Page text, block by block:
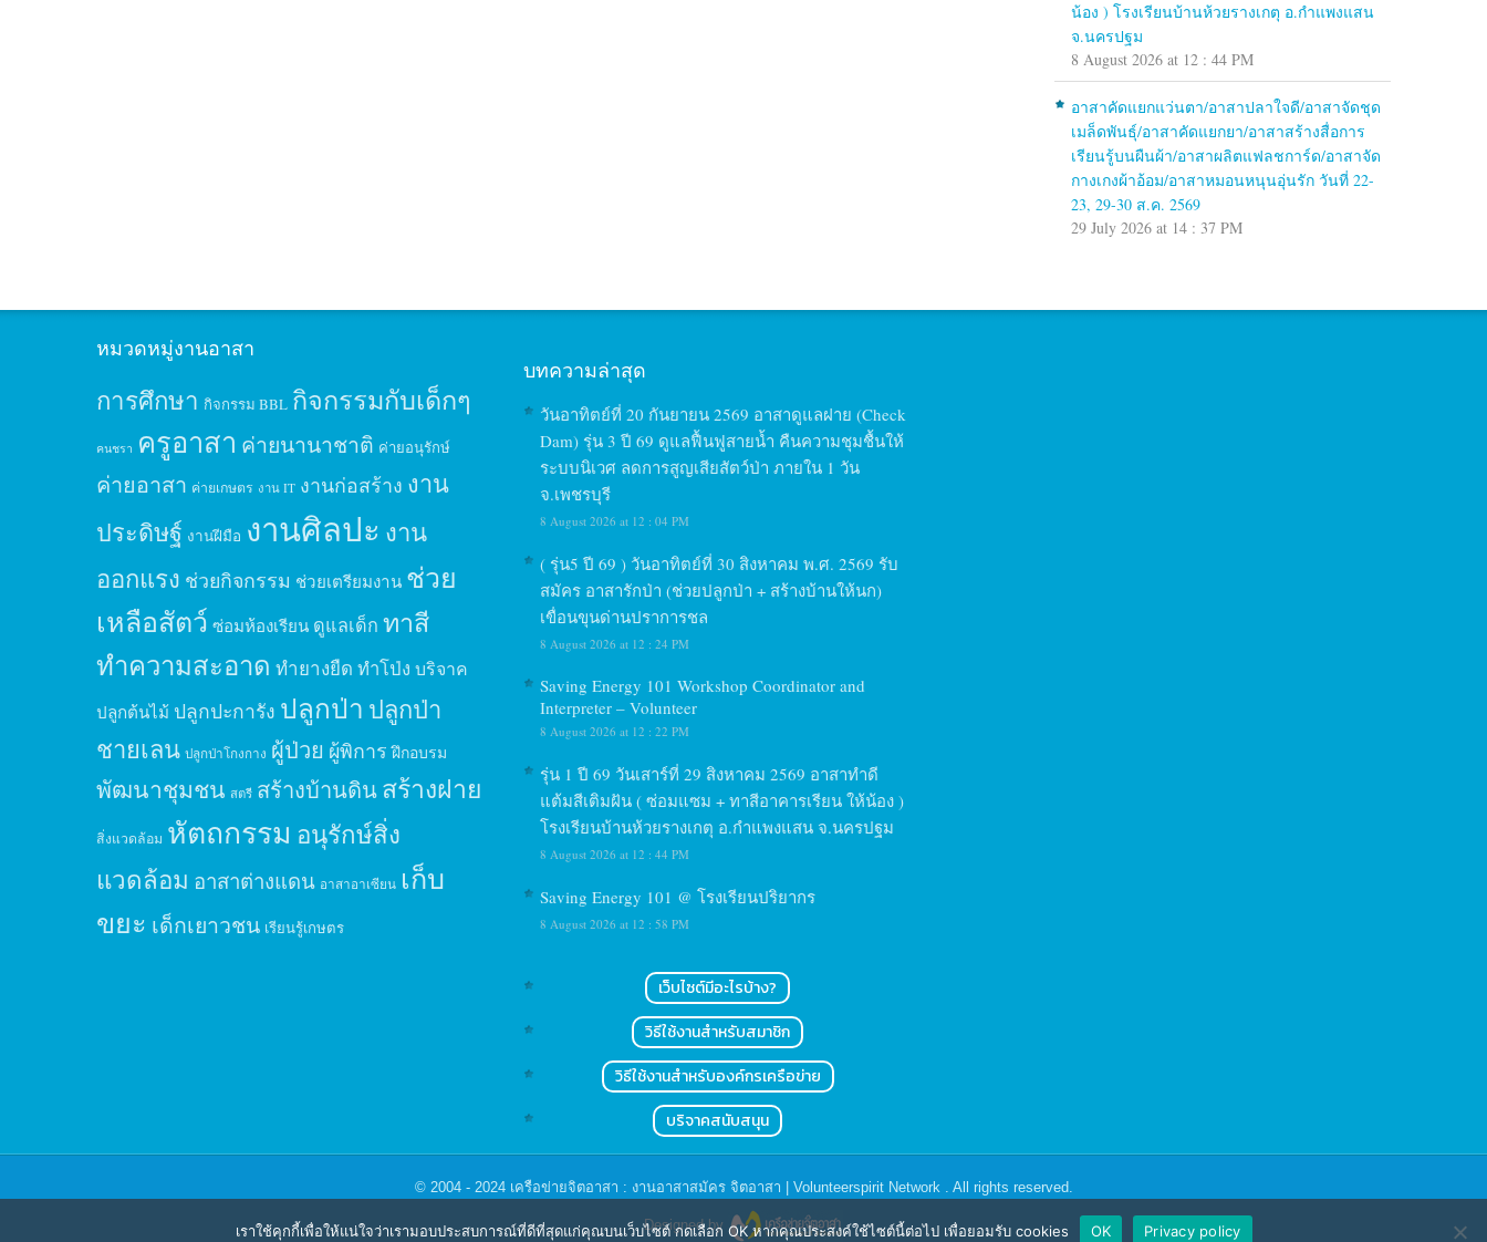
น้อง ) โรงเรียนบ้านห้วยรางเกตุ อ.กำแพงแสน
จ.นครปฐม
8 August 2026 at 12 : 44 PM
อาสาคัดแยกแว่นตา/อาสาปลาใจดี/อาสาจัดชุด
เมล็ดพันธุ์/อาสาคัดแยกยา/อาสาสร้างสื่อการ
เรียนรู้บนผืนผ้า/อาสาผลิตแฟลชการ์ด/อาสาจัด
กางเกงผ้าอ้อม/อาสาหมอนหนุนอุ่นรัก วันที่ 22-
23, 29-30 ส.ค. 2569
29 July 2026 at 14 : 37 PM
หมวดหมู่งานอาสา
การศึกษา กิจกรรม BBL กิจกรรมกับเด็กๆ
คนชรา ครูอาสา ค่ายนานาชาติ ค่ายอนุรักษ์
ค่ายอาสา ค่ายเกษตร งาน IT งานก่อสร้าง งาน
ประดิษฐ์ งานฝีมือ งานศิลปะ งาน
ออกแรง ช่วยกิจกรรม ช่วยเตรียมงาน ช่วย
เหลือสัตว์ ซ่อมห้องเรียน ดูแลเด็ก ทาสี
ทำความสะอาด ทำยางยืด ทำโป่ง บริจาค
ปลูกต้นไม้ ปลูกปะการัง ปลูกป่า ปลูกป่า
ชายเลน ปลูกป่าโกงกาง ผู้ป่วย ผู้พิการ ฝึกอบรม
พัฒนาชุมชน สตรี สร้างบ้านดินสร้างฝาย
สิ่งแวดล้อม หัตถกรรม อนุรักษ์สิ่ง
แวดล้อม อาสาต่างแดน อาสาอาเซียน เก็บ
ขยะ เด็กเยาวชน เรียนรู้เกษตร
บทความล่าสุด
วันอาทิตย์ที่ 20 กันยายน 2569 อาสาดูแลฝาย (Check
Dam) รุ่น 3 ปี 69 ดูแลฟื้นฟูสายน้ำ คืนความชุมชื้นให้
ระบบนิเวศ ลดการสูญเสียสัตว์ป่า ภายใน 1 วัน
จ.เพชรบุรี
8 August 2026 at 12 : 04 PM
( รุ่น5 ปี 69 ) วันอาทิตย์ที่ 30 สิงหาคม พ.ศ. 2569 รับ
สมัคร อาสารักป่า (ช่วยปลูกป่า + สร้างบ้านให้นก)
เขื่อนขุนด่านปราการชล
8 August 2026 at 12 : 24 PM
Saving Energy 101 Workshop Coordinator and
Interpreter – Volunteer
8 August 2026 at 12 : 22 PM
รุ่น 1 ปี 69 วันเสาร์ที่ 29 สิงหาคม 2569 อาสาทำดี
แต้มสีเติมฝัน ( ซ่อมแซม + ทาสีอาคารเรียน ให้น้อง )
โรงเรียนบ้านห้วยรางเกตุ อ.กำแพงแสน จ.นครปฐม
8 August 2026 at 12 : 44 PM
Saving Energy 101 @ โรงเรียนปริยากร
8 August 2026 at 12 : 58 PM
เว็บไซต์มีอะไรบ้าง?
วิธีใช้งานสำหรับสมาชิก
วิธีใช้งานสำหรับองค์กรเครือข่าย
บริจาคสนับสนุน
© 2004 - 2024 เครือข่ายจิตอาสา : งานอาสาสมัคร จิตอาสา | Volunteerspirit Network . All rights reserved.
Designed by
เราใช้คุกกี้เพื่อให้แน่ใจว่าเรามอบประสบการณ์ที่ดีที่สุดแก่คุณบนเว็บไซต์ กดเลือก OK หากคุณประสงค์ใช้ไซต์นี้ต่อไป เพื่อยอมรับ cookies OK Privacy policy